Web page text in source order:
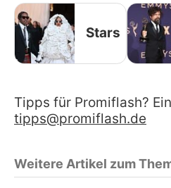
Stars
Tipps für Promiflash?
tipps@promiflash.de
Weitere Artikel zum